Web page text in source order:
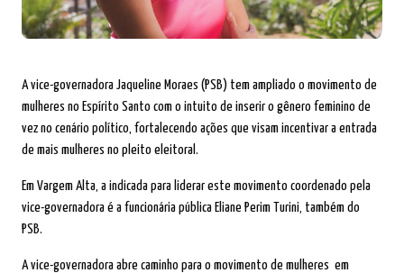
A vice-governadora Jaqueline Moraes (PSB) tem ampliado o movimento de
mulheres no Espírito Santo com o intuito de inserir o gênero feminino de
vez no cenário político, fortalecendo ações que visam incentivar a entrada
de mais mulheres no pleito eleitoral.
Em Vargem Alta, a indicada para liderar este movimento coordenado pela
vice-governadora é a funcionária pública Eliane Perim Turini, também do
PSB.
A vice-governadora abre caminho para o movimento de mulheres em